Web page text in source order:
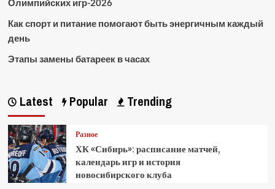
Олимпийских игр-2026
Как спорт и питание помогают быть энергичным каждый
день
Этапы замены батареек в часах
Latest Popular Trending
Разное
ХК «Сибирь»: расписание матчей,
календарь игр и история
новосибирского клуба